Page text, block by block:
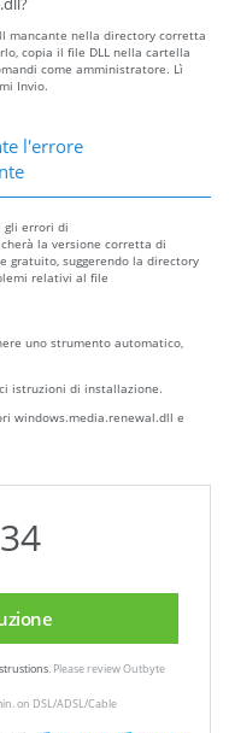
mancante nella directory corretta
copia il file DLL nella cartella
come amministratore. Lì
Invio.
l'errore
gli errori di
la versione corretta di
gratuito, suggerendo la directory
relativi al file
uno strumento automatico,
istruzioni di installazione.
windows.media.renewal.dll e
. Please review Outbyte
on DSL/ADSL/Cable